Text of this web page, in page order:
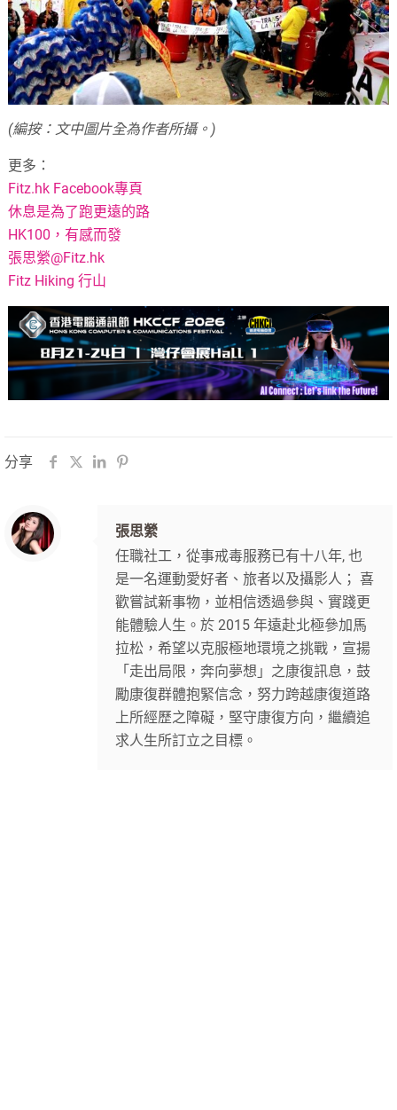
(編按：文中圖片全為作者所攝。)
更多：
Fitz.hk Facebook專頁
休息是為了跑更遠的路
HK100，有感而發
張思縈@Fitz.hk
Fitz Hiking 行山
分享
張思縈
任職社工，從事戒毒服務已有十八年, 也
是一名運動愛好者、旅者以及攝影人； 喜
歡嘗試新事物，並相信透過參與、實踐更
能體驗人生。於 2015 年遠赴北極參加馬
拉松，希望以克服極地環境之挑戰，宣揚
「走出局限，奔向夢想」之康復訊息，鼓
勵康復群體抱緊信念，努力跨越康復道路
上所經歷之障礙，堅守康復方向，繼續追
求人生所訂立之目標。